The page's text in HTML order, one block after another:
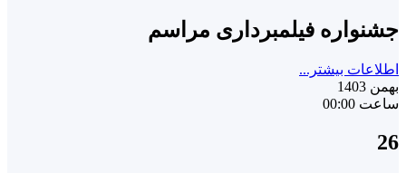
جشنواره فیلمبرداری مراسم
اطلاعات بیشتر...
بهمن 1403
ساعت 00:00
26